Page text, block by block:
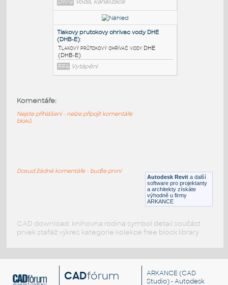
Ohřívač vody EWH na zeď:
Tlakový zásobníkový ohřívač pro
zásobování více odběrných míst – typ EWH
Universal EL - na zeď
RFA
DWG Voda, kanalizace
Tlakový průtokový ohřívač vody DHE
(DHB-E)
Autodesk Revit a další
software pro projektanty
a architekty získáte
výhodně u firmy
ARKANCE
Komentáře:
Nejste přihlášeni - nelze připojit komentáře
bloků
Dosud žádné komentáře - buďte první
CAD download: knihovna rodina symbol detail součást
prvek stafáž výkres kategorie kolekce free block library
CADfórum ARKANCE (CAD
Studio) - Autodesk